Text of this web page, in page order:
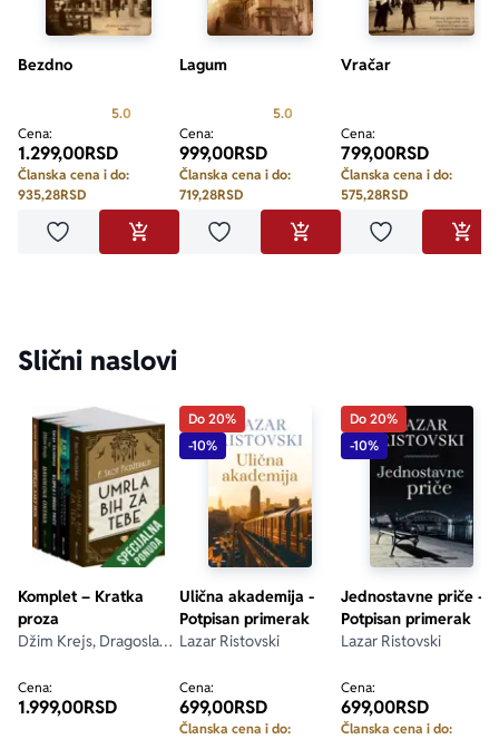
Bezdno
5.0 Prosecna ocena je 5.0 od 5
Cena:
1.299,00RSD
Članska cena i do:
935,28RSD
Dodaj u omiljeneDODAJ U KORPU
Lagum
5.0
Cena:
999,00RSD
Članska cena i do:
719,28RSD
Dodaj u omiljeneDODAJ U KORPU
Vračar
Cena:
799,00RSD
Članska cena i do:
575,28RSD
Dodaj u
Slični naslovi
Komplet – Kratka
proza
Džim Krejs, Dragoslav
Ficdžerald, Goran
Skrobonja, Grupa
Cena:
1.999,00RSD
Do 20%
-10%
Ulična akademija -
Potpisan primerak
Lazar Ristovski
Cena:
699,00RSD
Članska cena i do:
Do 20%
-10%
Jednostavne priče -
Potpisan primerak
Lazar Ristovski
Cena:
699,00RSD
Članska cena i do: